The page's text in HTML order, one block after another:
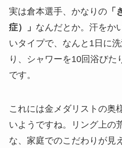
実は倉本選手、かなりの「
症）」 なんだとか。汗をか
いタイプで、なんと1日に
り、シャワーを10回浴びた
です。
これには金メダリストの奥
いようですね。リング上の
な、家庭でのこだわりが見